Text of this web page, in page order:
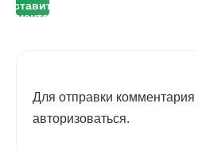
оставить
Для отправки
авторизоваться.